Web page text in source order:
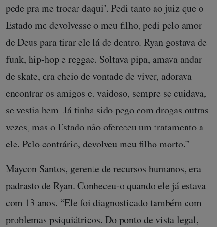
pede pra me trocar daqui’. Pedi tanto ao juiz que o
Estado me devolvesse o meu filho, pedi pelo amor
de Deus para tirar ele lá de dentro. Ryan gostava de
funk, hip-hop e reggae. Soltava pipa, amava andar
de skate, era cheio de vontade de viver, adorava
encontrar os amigos e, vaidoso, sempre se cuidava,
se vestia bem. Já tinha sido pego com drogas outras
vezes, mas o Estado não ofereceu um tratamento a
ele. Pelo contrário, devolveu meu filho morto.”
Maycon Santos, gerente de recursos humanos, era
padrasto de Ryan. Conheceu-o quando ele já estava
com 13 anos. “Ele foi diagnosticado também com
problemas psiquiátricos. Do ponto de vista legal,